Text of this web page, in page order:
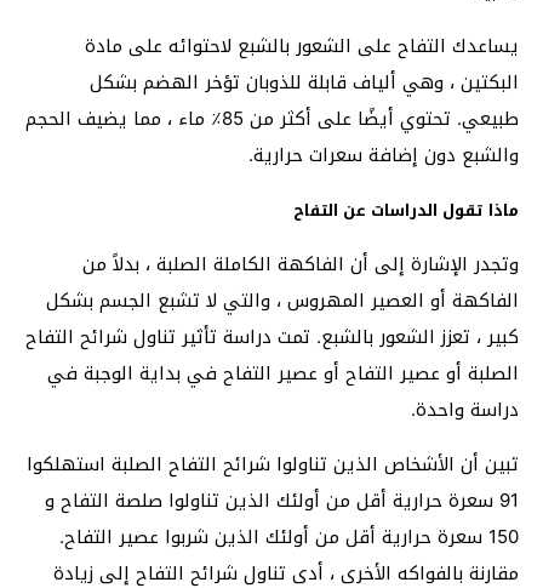
يساعدك التفاح على الشعور بالشبع لاحتوائه على مادة
البكتين ، وهي ألياف قابلة للذوبان تؤخر الهضم بشكل
طبيعي. تحتوي أيضًا على أكثر من 85٪ ماء ، مما يضيف الحجم
والشبع دون إضافة سعرات حرارية.
ماذا تقول الدراسات عن التفاح
وتجدر الإشارة إلى أن الفاكهة الكاملة الصلبة ، بدلاً من
الفاكهة أو العصير المهروس ، والتي لا تشبع الجسم بشكل
كبير ، تعزز الشعور بالشبع. تمت دراسة تأثير تناول شرائح التفاح
الصلبة أو عصير التفاح أو عصير التفاح في بداية الوجبة في
دراسة واحدة.
تبين أن الأشخاص الذين تناولوا شرائح التفاح الصلبة استهلكوا
91 سعرة حرارية أقل من أولئك الذين تناولوا صلصة التفاح و
150 سعرة حرارية أقل من أولئك الذين شربوا عصير التفاح.
مقارنة بالفواكه الأخرى ، أدى تناول شرائح التفاح إلى زيادة